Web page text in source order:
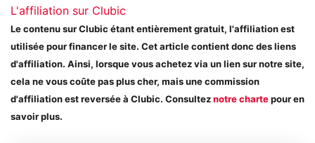
L'affiliation sur Clubic
Le contenu sur Clubic étant entièrement gratuit, l'affiliation est
utilisée pour financer le site. Cet article contient donc des liens
d'affiliation. Ainsi, lorsque vous achetez via un lien sur notre site,
cela ne vous coûte pas plus cher, mais une commission
d'affiliation est reversée à Clubic. Consultez notre charte pour en
savoir plus.